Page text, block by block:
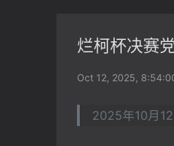
烂柯杯决赛
Oct 12, 2025,
2025年10月